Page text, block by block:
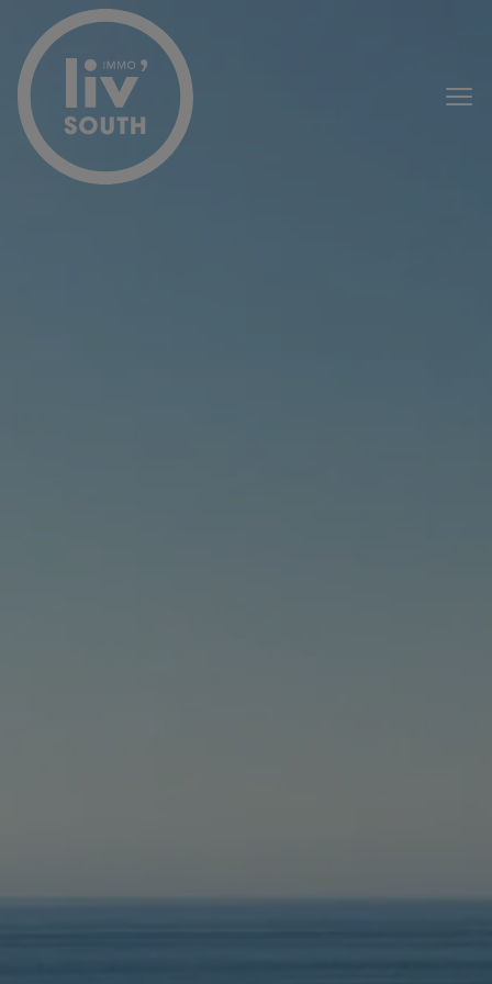
Menu overslaan en naar de inhoud gaan